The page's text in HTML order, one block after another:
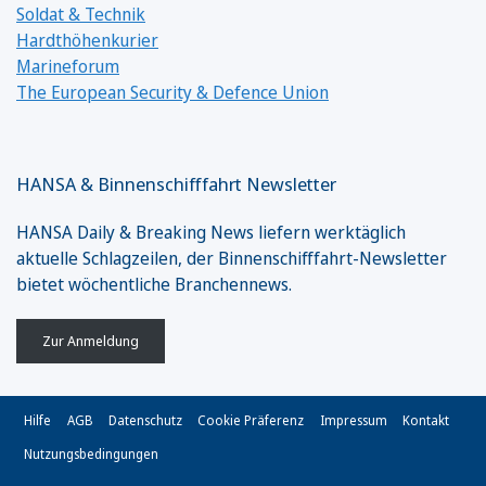
Soldat & Technik
Hardthöhenkurier
Marineforum
The European Security & Defence Union
HANSA & Binnenschifffahrt Newsletter
HANSA Daily & Breaking News liefern werktäglich
aktuelle Schlagzeilen, der Binnenschifffahrt-Newsletter
bietet wöchentliche Branchennews.
Zur Anmeldung
Hilfe AGB Datenschutz Cookie Präferenz Impressum
Kontakt
Nutzungsbedingungen